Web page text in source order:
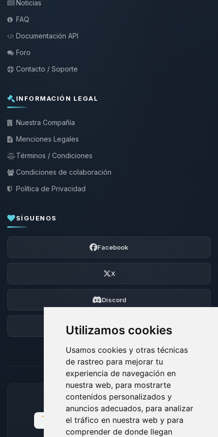
Utilizamos cookies
Usamos cookies y otras técnicas
de rastreo para mejorar tu
experiencia de navegación en
nuestra web, para mostrarte
contenidos personalizados y
anuncios adecuados, para analizar
el tráfico en nuestra web y para
comprender de donde llegan
Noticias
FAQ
Documentación API
Foro
Contacto / Soporte
INFORMACIÓN LEGAL
Nuestra Compañía
Menciones Legales
Términos / Condiciones
Condiciones de colaboración
Política de Privacidad
SÍGUENOS
Facebook
X
Discord
Foro
MÉTODOS DE PAGO ACEPTADOS